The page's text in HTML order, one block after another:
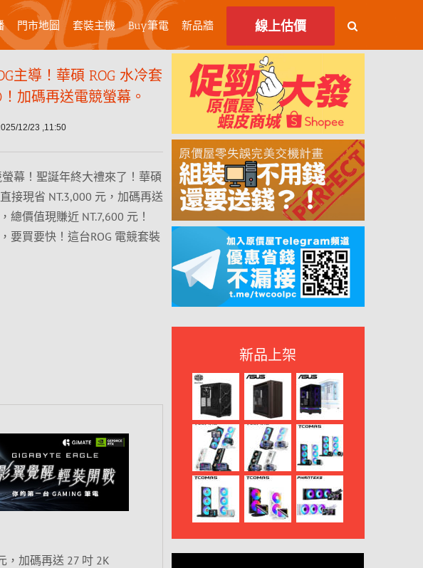
門市地圖 套裝主機 Buy筆電 新品牆 線上估價
主導！華碩 ROG 水冷套
加碼再送電競螢幕。
12/23 ,11:50
幕！聖誕年終大禮來了！華碩
接現省 NT.3,000 元，加碼再送
總價值現賺近 NT.7,600 元！
要買要快！這台ROG 電競套裝
，加碼再送 27 吋 2K
新品上架